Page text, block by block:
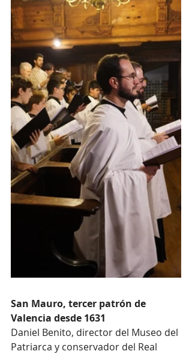
San Mauro, tercer patrón de
Valencia desde 1631
Daniel Benito, director del Museo del
Patriarca y conservador del Real